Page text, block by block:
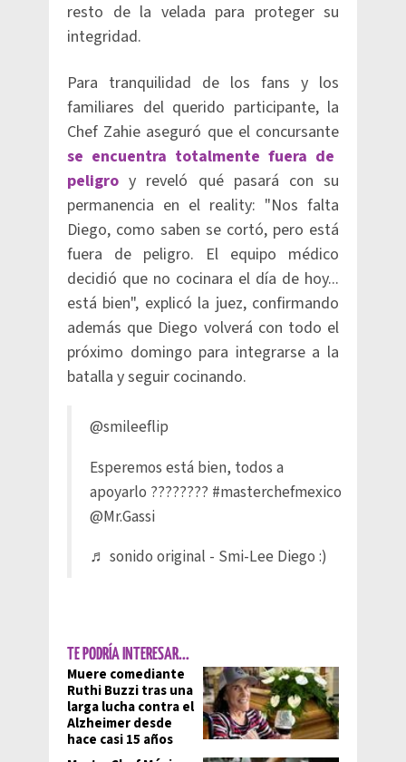
resto de la velada para proteger su
integridad.
Para tranquilidad de los fans y los
familiares del querido participante, la
Chef Zahie aseguró que el concursante
se encuentra totalmente fuera de
peligro y reveló qué pasará con su
permanencia en el reality: "Nos falta
Diego, como saben se cortó, pero está
fuera de peligro. El equipo médico
decidió que no cocinara el día de hoy...
está bien", explicó la juez, confirmando
además que Diego volverá con todo el
próximo domingo para integrarse a la
batalla y seguir cocinando.
@smileeflip
Esperemos está bien, todos a
apoyarlo ???????? #masterchefmexico
@Mr.Gassi
♬ sonido original - Smi-Lee Diego :)
TE PODRÍA INTERESAR...
Muere comediante
Ruthi Buzzi tras una
larga lucha contra el
Alzheimer desde
hace casi 15 años